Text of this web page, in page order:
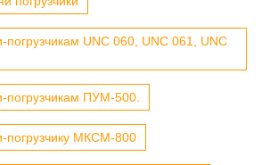
погрузчикам UNC 060, UNC 061, UNC
погрузчикам ПУМ-500.
погрузчику МКСМ-800